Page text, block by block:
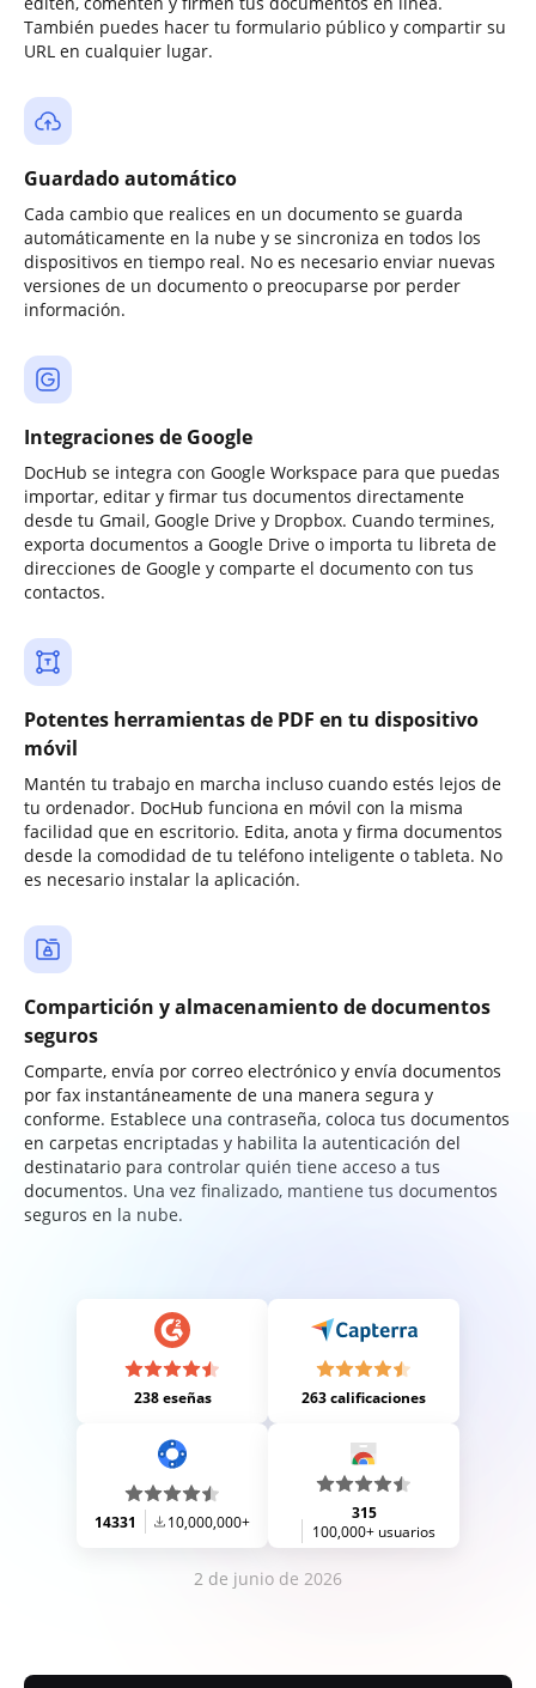
También puedes hacer tu formulario público y compartir su
URL en cualquier lugar.
Guardado automático
Cada cambio que realices en un documento se guarda
automáticamente en la nube y se sincroniza en todos los
dispositivos en tiempo real. No es necesario enviar nuevas
versiones de un documento o preocuparse por perder
información.
Integraciones de Google
DocHub se integra con Google Workspace para que puedas
importar, editar y firmar tus documentos directamente
desde tu Gmail, Google Drive y Dropbox. Cuando termines,
exporta documentos a Google Drive o importa tu libreta de
direcciones de Google y comparte el documento con tus
contactos.
Potentes herramientas de PDF en tu dispositivo
móvil
Mantén tu trabajo en marcha incluso cuando estés lejos de
tu ordenador. DocHub funciona en móvil con la misma
facilidad que en escritorio. Edita, anota y firma documentos
desde la comodidad de tu teléfono inteligente o tableta. No
es necesario instalar la aplicación.
Compartición y almacenamiento de documentos
seguros
Comparte, envía por correo electrónico y envía documentos
por fax instantáneamente de una manera segura y
conforme. Establece una contraseña, coloca tus documentos
en carpetas encriptadas y habilita la autenticación del
destinatario para controlar quién tiene acceso a tus
documentos. Una vez finalizado, mantiene tus documentos
seguros en la nube.
238 eseñas 263 calificaciones
14331 10,000,000+
315
100,000+ usuarios
2 de junio de 2026